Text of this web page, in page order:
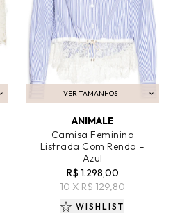
VER TAMANHOS
ADICIONAR AO CARRINHO
ANIMALE
Camisa Feminina
Listrada Com Renda –
Azul
R$ 1.298,00
10 X R$ 129,80
WISHLIST